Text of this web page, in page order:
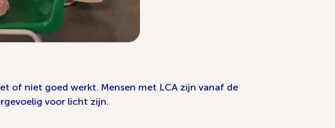
of niet goed werkt. Mensen met LCA zijn vanaf de
voor licht zijn.